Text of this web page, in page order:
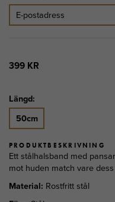
PRODUKTBESKRIVNING
Ett stålhalsband med
mot huden match vare
Material: Rostfritt stål
399 KR
Längd:
50cm